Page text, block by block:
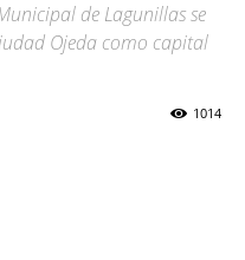
de Lagunillas se
Ojeda como capital
1014